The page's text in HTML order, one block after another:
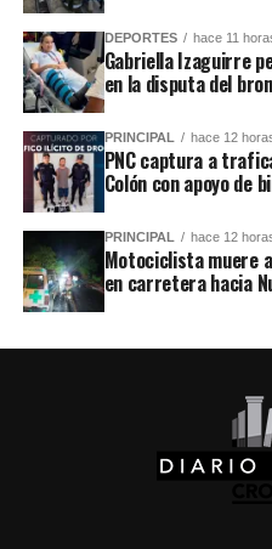
DEPORTES hace 11
Gabriella Izaguirre
en la disputa del
PRINCIPAL hace 12
PNC captura a
Colón con apoyo de
PRINCIPAL hace 12
Motociclista muere
en carretera hacia